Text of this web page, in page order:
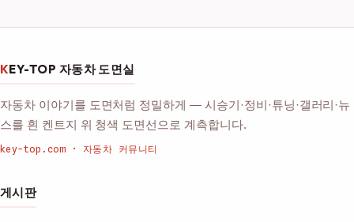
KEY-TOP 자동차 도면실
자동차 이야기를 도면처럼 정밀하게 — 시승기·정비·튜닝·갤러리·뉴
스를 흰 켄트지 위 청색 도면선으로 계측합니다.
key-top.com · 자동차 커뮤니티
게시판